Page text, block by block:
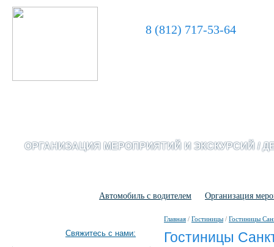
8 (812) 717-53-64
ОРГАНИЗАЦИЯ МЕРОПРИЯТИЙ И ЭКСКУРСИЙ /
Автомобиль с водителем Организация
Свяжитесь с нами:
Главная / Гостиницы / Гостиницы
Гостиницы